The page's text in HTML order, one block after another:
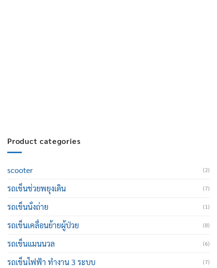
Product categories
scooter (2)
รถเข็นช่วยพยุงเดิน (7)
รถเข็นนั่งถ่าย (1)
รถเข็นเคลื่อนย้ายผู้ป่วย (8)
รถเข็นแมนนวล (6)
รถเข็นไฟฟ้า ทำงาน 3 ระบบ (7)